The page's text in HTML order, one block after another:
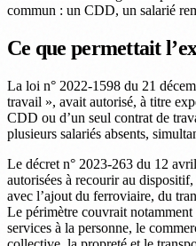
commun : un CDD, un salarié
Ce que permettait
La loi n° 2022-1598 du 21
travail », avait autorisé, à titre
CDD ou d’un seul contrat de
plusieurs salariés absents,
Le décret n° 2023-263 du 12
autorisées à recourir au
avec l’ajout du ferroviaire, du
Le périmètre couvrait
services à la personne, le